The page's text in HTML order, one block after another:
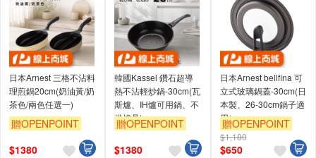
日本Arnest 三格不沾料
理煎鍋20cm(奶油黃/奶
茶色/兩色任選一)
贈OPENPOINT
$1380
韓國Kassel 鑽石超導
熱不沾輕炒鍋-30cm(瓦
斯爐、IH爐可用鍋、不
挑爐具)
贈OPENPOINT
$1380
日本Arnest bellfina 可
立式玻璃鍋蓋-30cm(日
本製、26-30cm鍋子適
用）
贈OPENPOINT
$1,180
$650